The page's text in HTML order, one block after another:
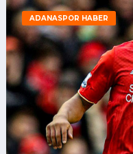
ADANASPOR HABER